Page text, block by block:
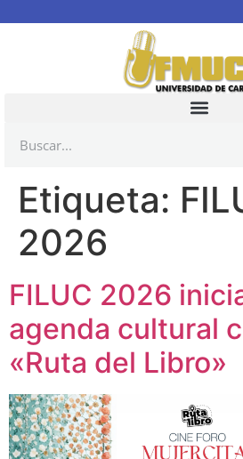
Etiqueta:
2026
FILUC 2026
agenda cultural
«Ruta del Libro»